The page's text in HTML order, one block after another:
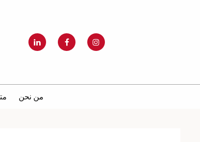
من نحن